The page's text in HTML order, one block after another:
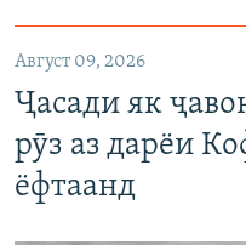
Август 09, 2026
Ҷасади як
рӯз аз дарёи
ёфтаанд